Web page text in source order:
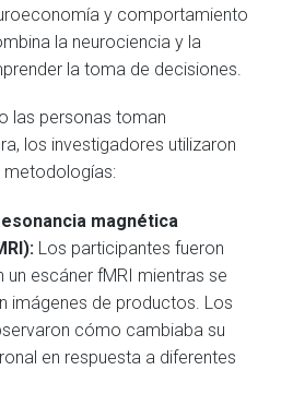
y comportamiento
la neurociencia y la
la toma de decisiones.
las personas toman
los investigadores utilizaron
metodologías:
magnética
Los participantes fueron
escáner fMRI mientras se
imágenes de productos. Los
cómo cambiaba su
en respuesta a diferentes